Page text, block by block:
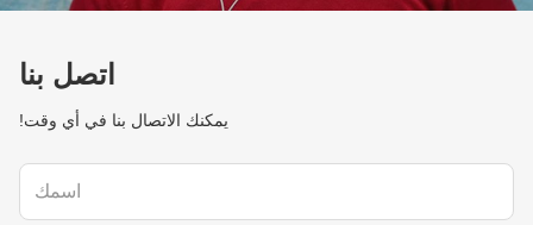
اتصل بنا
يمكنك الاتصال بنا في أي وقت!